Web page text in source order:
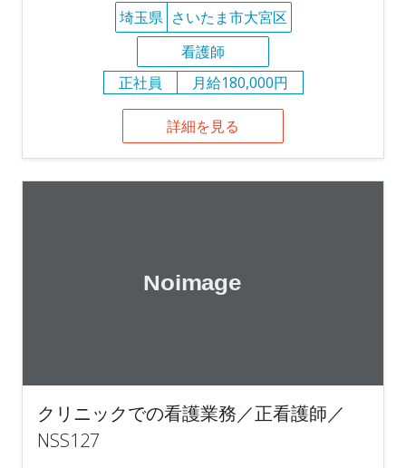
埼玉県 さいたま市大宮区
看護師
正社員
月給180,000円
詳細を見る
クリニックでの看護業務／正看護師／
NSS127